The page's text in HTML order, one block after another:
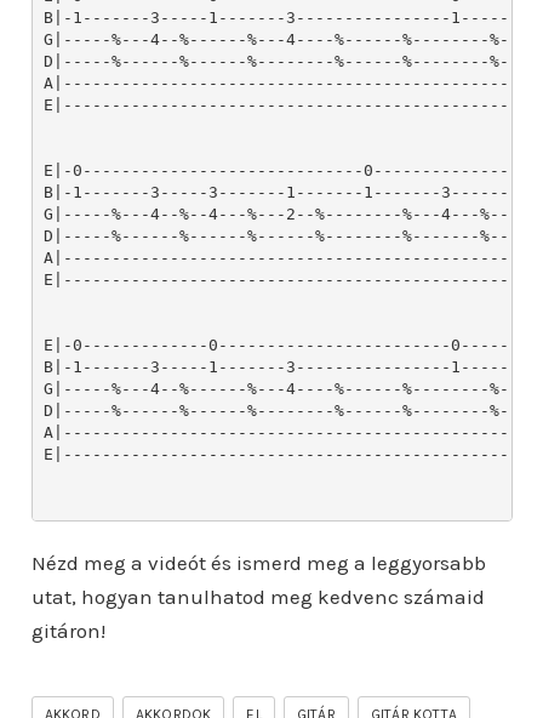
Nézd meg a videót és ismerd meg a leggyorsabb
utat, hogyan tanulhatod meg kedvenc számaid
gitáron!
AKKORD AKKORDOK EL GITÁR GITÁR KOTTA